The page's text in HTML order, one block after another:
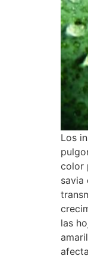
Los
color
savia
las